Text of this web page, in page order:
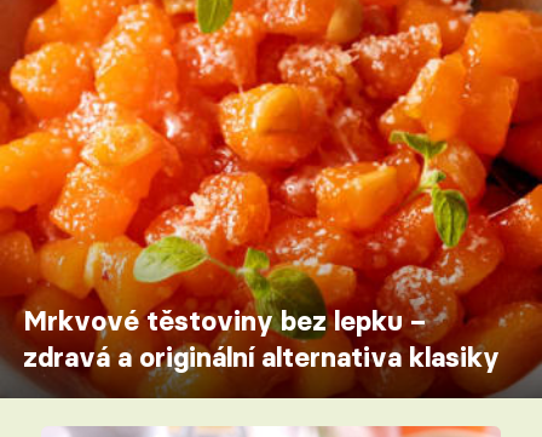
Mrkvové těstoviny bez lepku –
zdravá a originální alternativa klasiky